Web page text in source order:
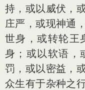
持，或以威伏，
庄严，或现神通
世身，或转轮王
身；或以软语，
罚，或以密益，
众生有于杂种之